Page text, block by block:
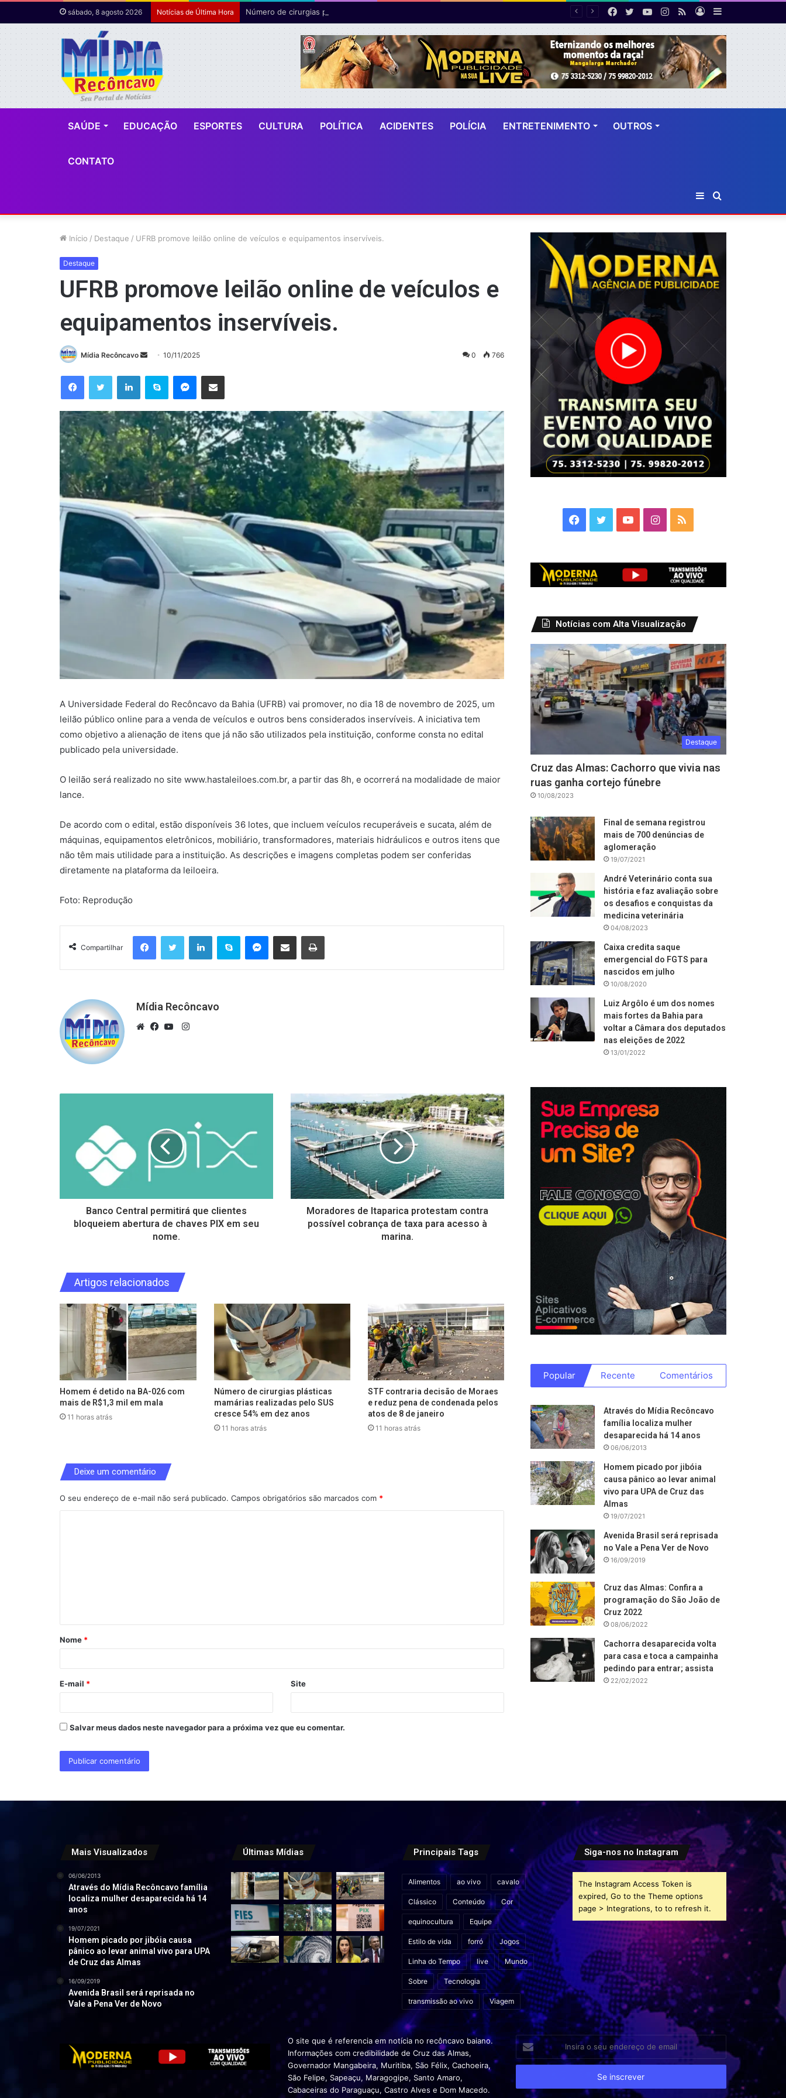
sábado, 8 agosto 2026 Notícias de Última Hora Número de cirurgias plásticas mamárias realizadas pelo SUS cresce 54% em dez anos
Barra
Lateral
Entrar
RSS
Instagram
YouTube
Twitter
Facebook
SAÚDE EDUCAÇÃO ESPORTES CULTURA POLÍTICA ACIDENTES POLÍCIA ENTRETENIMENTO OUTROS
CONTATO
por
Barra
Lateral
Início / Destaque / UFRB promove leilão online de veículos e equipamentos inservíveis.
Destaque
UFRB promove leilão online de veículos e
equipamentos inservíveis.
Mídia Recôncavo
Mande
e-
10/11/2025 0 766
FacebookTwitter LinkedinSkype Messenger
Compartilhar via e-mail
A Universidade Federal do Recôncavo da Bahia (UFRB) vai promover, no dia 18 de novembro de 2025, um
leilão público online para a venda de veículos e outros bens considerados inservíveis. A iniciativa tem
como objetivo a alienação de itens que já não são utilizados pela instituição, conforme consta no edital
publicado pela universidade.
O leilão será realizado no site www.hastaleiloes.com.br, a partir das 8h, e ocorrerá na modalidade de maior
lance.
De acordo com o edital, estão disponíveis 36 lotes, que incluem veículos recuperáveis e sucata, além de
máquinas, equipamentos eletrônicos, mobiliário, transformadores, materiais hidráulicos e outros itens que
não têm mais utilidade para a instituição. As descrições e imagens completas podem ser conferidas
diretamente na plataforma da leiloeira.
Foto: Reprodução
Compartilhar
FacebookTwitter LinkedinSkype Messenger
Compartilhar via e-mail Imprimir
Mídia Recôncavo
Instagram
Banco Central permitirá que clientes
bloqueiem abertura de chaves PIX em seu
nome.
Moradores de Itaparica protestam contra
possível cobrança de taxa para acesso à
marina.
Artigos relacionados
Homem é detido na BA-026 com
mais de R$1,3 mil em mala
11 horas atrás
Número de cirurgias plásticas
mamárias realizadas pelo SUS
cresce 54% em dez anos
11 horas atrás
STF contraria decisão de Moraes
e reduz pena de condenada pelos
atos de 8 de janeiro
11 horas atrás
Deixe um comentário
O seu endereço de e-mail não será publicado. Campos obrigatórios são marcados com *
á
r
*
Nome *
E-mail * Site
Salvar meus dados neste navegador para a próxima vez que eu comentar.
Facebook
TwitterYouTubeInstagram
RSS
Notícias com Alta Visualização
Destaque
Cruz das Almas: Cachorro que vivia nas
ruas ganha cortejo fúnebre
10/08/2023
Final de semana registrou
mais de 700 denúncias de
aglomeração
19/07/2021
André Veterinário conta sua
história e faz avaliação sobre
os desafios e conquistas da
medicina veterinária
04/08/2023
Caixa credita saque
emergencial do FGTS para
nascidos em julho
10/08/2020
Luiz Argôlo é um dos nomes
mais fortes da Bahia para
voltar a Câmara dos deputados
nas eleições de 2022
13/01/2022
Popular Recente Comentários
Através do Mídia Recôncavo
família localiza mulher
desaparecida há 14 anos
06/06/2013
Homem picado por jibóia
causa pânico ao levar animal
vivo para UPA de Cruz das
Almas
19/07/2021
Avenida Brasil será reprisada
no Vale a Pena Ver de Novo
16/09/2019
Cruz das Almas: Confira a
programação do São João de
Cruz 2022
08/06/2022
Cachorra desaparecida volta
para casa e toca a campainha
pedindo para entrar; assista
22/02/2022
Mais Visualizados
06/06/2013
Através do Mídia Recôncavo família
localiza mulher desaparecida há 14
anos
19/07/2021
Homem picado por jibóia causa
pânico ao levar animal vivo para UPA
de Cruz das Almas
16/09/2019
Avenida Brasil será reprisada no
Vale a Pena Ver de Novo
Últimas Mídias Principais Tags
Alimentos ao vivo cavalo
Clássico Conteúdo Cor
equinocultura Equipe
Estilo de vida forró Jogos
Linha do Tempo live Mundo
Sobre Tecnologia
transmissão ao vivo Viagem
Siga-nos no Instagram
The Instagram Access Token is
expired, Go to the Theme options
page > Integrations, to to refresh it.
O site que é referencia em notícia no recôncavo baiano.
Informações com credibilidade de Cruz das Almas,
Governador Mangabeira, Muritiba, São Félix, Cachoeira,
São Felipe, Sapeaçu, Maragogipe, Santo Amaro,
Cabaceiras do Paraguaçu, Castro Alves e Dom Macedo.
Insira
seu
de